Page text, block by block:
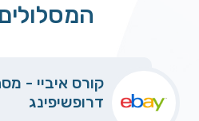
קורס איביי -
דרופשיפינג